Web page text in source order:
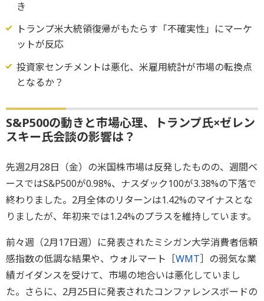
き
トランプ米大統領復帰がもたらす「不確実性」にマーケ
ットが反応
投資家センチメントは悪化、米雇用統計が市場の転換点
となるか？
S&P500の動きと市場心理、トランプ氏×ゼレン
スキー氏会談の影響は？
先週2月28日（金）の米国株市場は反発したものの、週間ベ
ースではS&P500が0.98%、ナスダック100が3.38%の下落で
終わりました。2月全体のリターンは1.42%のマイナスとな
りましたが、年初来では1.24%のプラスを維持しています。
前々週（2月17日週）に発表されたミシガン大学消費者信頼
感指数の低調な結果や、ウォルマート［WMT］の弱気な業
績ガイダンスを受けて、市場の地合いは悪化していまし
た。さらに、2月25日に発表されたコンファレンスボードの